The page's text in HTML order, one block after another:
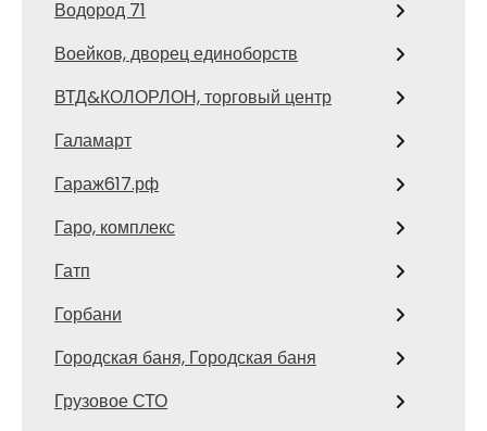
Водород 71
Воейков, дворец единоборств
ВТД&КОЛОРЛОН, торговый центр
Галамарт
Гараж617.рф
Гаро, комплекс
Гатп
Горбани
Городская баня, Городская баня
Грузовое СТО